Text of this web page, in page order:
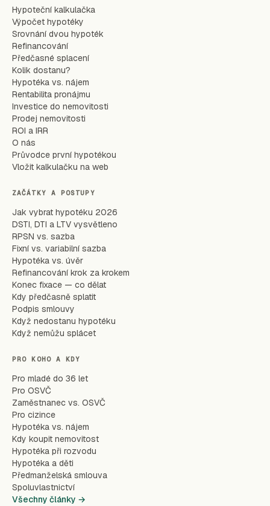
Hypoteční kalkulačka
Výpočet hypotéky
Srovnání dvou hypoték
Refinancování
Předčasné splacení
Kolik dostanu?
Hypotéka vs. nájem
Rentabilita pronájmu
Investice do nemovitosti
Prodej nemovitosti
ROI a IRR
O nás
Průvodce první hypotékou
Vložit kalkulačku na web
ZAČÁTKY A POSTUPY
Jak vybrat hypotéku 2026
DSTI, DTI a LTV vysvětleno
RPSN vs. sazba
Fixní vs. variabilní sazba
Hypotéka vs. úvěr
Refinancování krok za krokem
Konec fixace — co dělat
Kdy předčasně splatit
Podpis smlouvy
Když nedostanu hypotéku
Když nemůžu splácet
PRO KOHO A KDY
Pro mladé do 36 let
Pro OSVČ
Zaměstnanec vs. OSVČ
Pro cizince
Hypotéka vs. nájem
Kdy koupit nemovitost
Hypotéka při rozvodu
Hypotéka a děti
Předmanželská smlouva
Spoluvlastnictví
Všechny články →